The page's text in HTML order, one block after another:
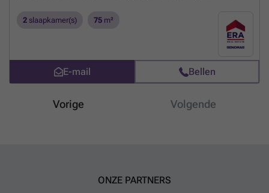
Bijzonderheden: - Totale renovatie met A+ energiescore - Zeer goede
2 slaapkamer(s) 75 m²
E-mail Bellen
Vorige Volgende
ONZE PARTNERS